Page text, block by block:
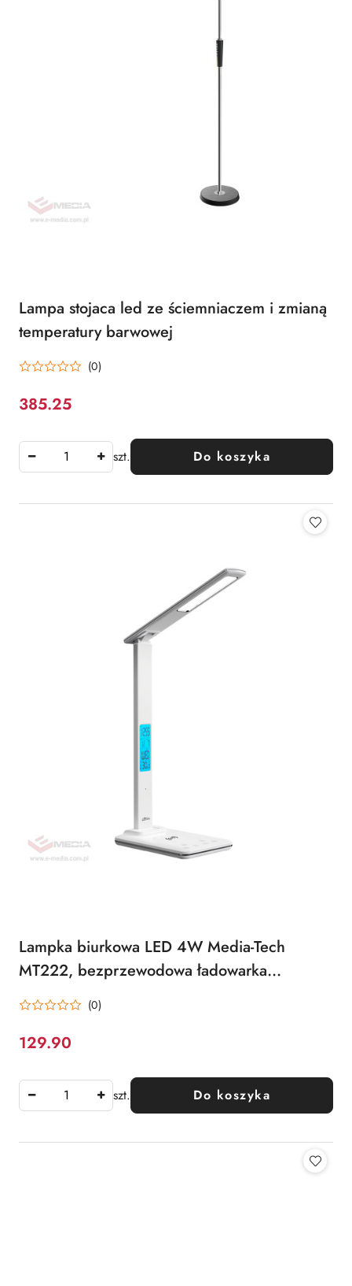
Lampa stojaca led ze ściemniaczem i zmianą
temperatury barwowej
(0)
Cena:
385.25
szt. Do koszyka
Lampka biurkowa LED 4W Media-Tech
MT222, bezprzewodowa ładowarka
indukcyjna QI 15W
(0)
Cena:
129.90
szt. Do koszyka